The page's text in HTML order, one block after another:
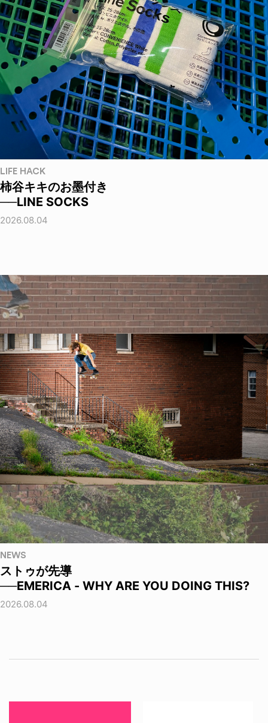
LIFE HACK
柿谷キキのお墨付き
──LINE SOCKS
2026.08.04
NEWS
ストゥが先導
──EMERICA - WHY ARE YOU DOING THIS?
2026.08.04